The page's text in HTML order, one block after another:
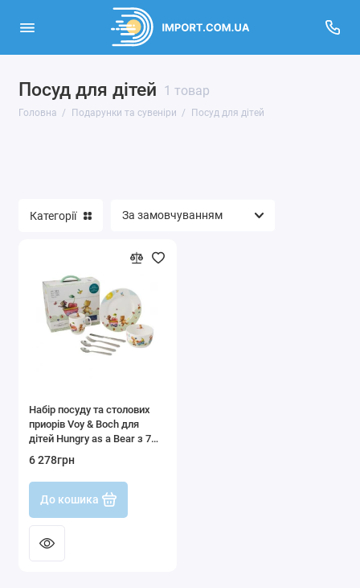
Посуд для дітей 1 товар
Головна Подарунки та сувеніри Посуд для дітей
Елітний посуд
Категорії
Набір посуду та столових
приорів Voy & Boch для
дітей Hungry as a Bear з 7
6 278грн
До кошика